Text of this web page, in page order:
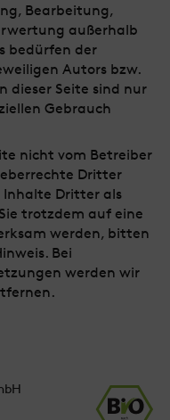
Bearbeitung,
außerhalb
bedürfen der
Autors bzw.
dieser Seite sind nur
Gebrauch
nicht vom Betreiber
Dritter
Inhalte Dritter als
trotzdem auf eine
werden, bitten
Bei
werden wir